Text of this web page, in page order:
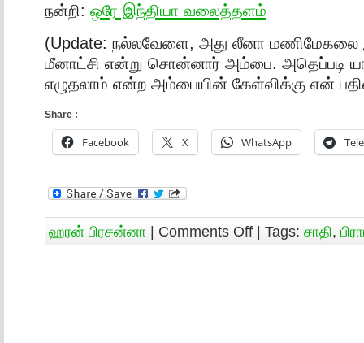
நன்றி: ஒரே இந்தியா வலைத்தளம்
(Update: நல்லவேளை, அது லீனா
மீனாட்சி என்று சொன்னார் அம்பை. அதெப்படி
எழுதலாம் என்ற அம்பையின் கேள்விக்கு என்
Share :
Facebook X WhatsApp
ஹரன் பிரசன்னா | Comments Off | Tags: சாதி,